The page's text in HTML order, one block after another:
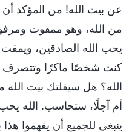
عن بيت الله! من المؤكد
من الله، وهو ممقوت
يحب الله الصادقين، ويمقت
كنت شخصًا ماكرًا وتتصرف
الله؟ هل سيفلتك بيت الله
أم آجلًا، ستحاسب. الله
ينبغي للجميع أن يفهموا